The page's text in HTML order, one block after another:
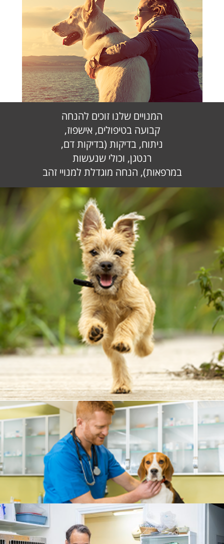
המנויים שלנו זוכים להנחה
קבועה בטיפולים, אישפוז,
ניתוח, בדיקות (בדיקות דם,
רנטגן, וכולי שנעשות
במרפאות), הנחה מוגדלת למנויי זהב